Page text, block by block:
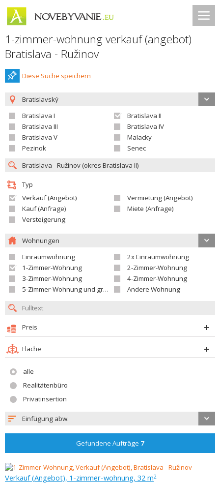
1-zimmer-wohnung verkauf (angebot)
Bratislava - Ružinov
Diese Suche speichern
Bratislavský
Bratislava I
Bratislava II
Bratislava III
Bratislava IV
Bratislava V
Malacky
Pezinok
Senec
Typ
Verkauf (Angebot)
Vermietung (Angebot)
Kauf (Anfrage)
Miete (Anfrage)
Versteigerung
Wohnungen
Einraumwohnung
2x Einraumwohnung
1-Zimmer-Wohnung
2-Zimmer-Wohnung
3-Zimmer-Wohnung
4-Zimmer-Wohnung
5-Zimmer-Wohnung und größer
Andere Wohnung
Preis
Fläche
alle
Realitätenbüro
Privatinsertion
Einfügung abw.
Gefundene Aufträge 7
Verkauf (Angebot), 1-zimmer-wohnung, 32 m2